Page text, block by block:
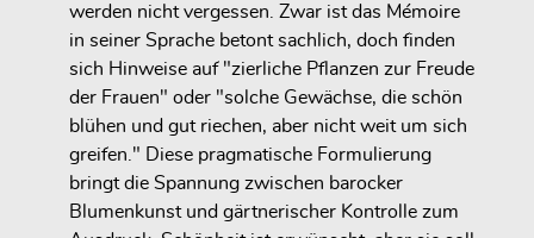
werden nicht vergessen. Zwar ist das Mémoire
in seiner Sprache betont sachlich, doch finden
sich Hinweise auf "zierliche Pflanzen zur Freude
der Frauen" oder "solche Gewächse, die schön
blühen und gut riechen, aber nicht weit um sich
greifen." Diese pragmatische Formulierung
bringt die Spannung zwischen barocker
Blumenkunst und gärtnerischer Kontrolle zum